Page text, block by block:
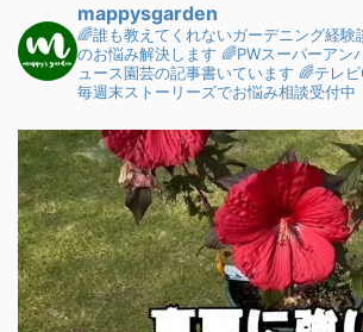
mappysgarden
🌈誰も教えてくれないガーデニング経験
のお悩み解決します 🌈PWスーパーアン
ュース園芸の記事書いています 🌈テレ
毎週末ストーリーズでお悩み相談受付中